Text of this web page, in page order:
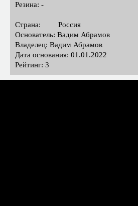
Шасси: -
Резина: -
Страна:
Россия
Основатель: Вадим Абрамов
Владелец: Вадим Абрамов
Дата основания: 01.01.2022